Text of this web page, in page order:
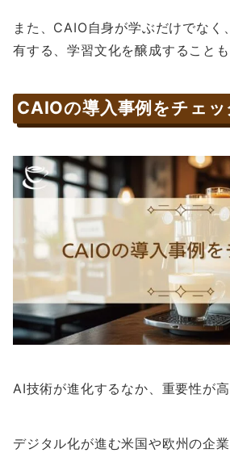
また、CAIO自身が学ぶだけでなく
有する、学習文化を醸成することも
CAIOの導入事例をチェッ
AI技術が進化するなか、重要性が
デジタル化が進む米国や欧州の企